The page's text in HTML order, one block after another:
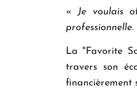
«Je voulais
La "Favorite
travers son
financièrement